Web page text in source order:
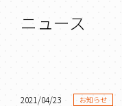
ニュース
2021/04/23 お知らせ